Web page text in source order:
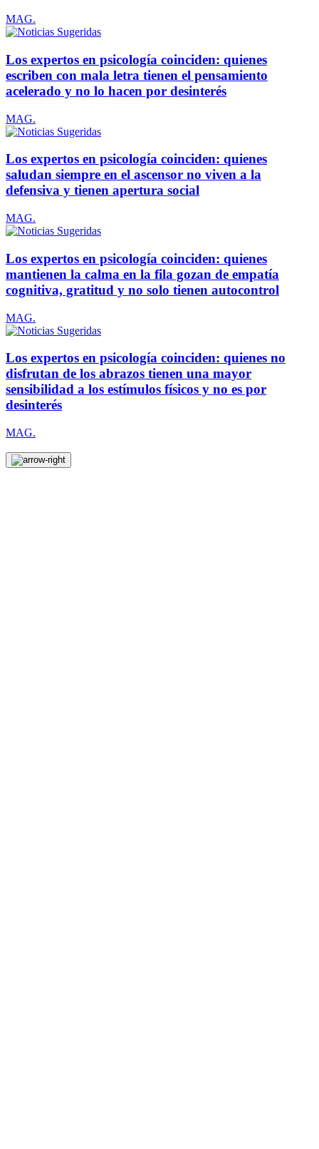
MAG.
Los expertos en psicología coinciden: quienes
escriben con mala letra tienen el pensamiento
acelerado y no lo hacen por desinterés
MAG.
Los expertos en psicología coinciden: quienes
saludan siempre en el ascensor no viven a la
defensiva y tienen apertura social
MAG.
Los expertos en psicología coinciden: quienes
mantienen la calma en la fila gozan de empatía
cognitiva, gratitud y no solo tienen autocontrol
MAG.
Los expertos en psicología coinciden: quienes no
disfrutan de los abrazos tienen una mayor
sensibilidad a los estímulos físicos y no es por
desinterés
MAG.